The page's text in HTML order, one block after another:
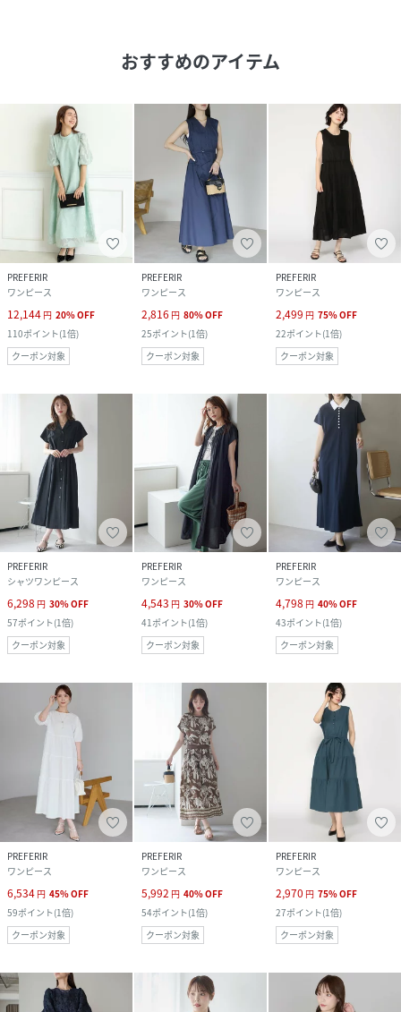
おすすめのアイテム
PREFERIR
ワンピース
12,144 円 20%OFF
110ポイント(1倍)
クーポン対象
PREFERIR
ワンピース
2,816 円 80%OFF
25ポイント(1倍)
クーポン対象
PREFERIR
ワンピース
2,499 円 75%OFF
22ポイント(1倍)
クーポン対象
PREFERIR
シャツワンピース
6,298 円 30%OFF
57ポイント(1倍)
クーポン対象
PREFERIR
ワンピース
4,543 円 30%OFF
41ポイント(1倍)
クーポン対象
PREFERIR
ワンピース
4,798 円 40%OFF
43ポイント(1倍)
クーポン対象
PREFERIR
ワンピース
6,534 円 45%OFF
59ポイント(1倍)
クーポン対象
PREFERIR
ワンピース
5,992 円 40%OFF
54ポイント(1倍)
クーポン対象
PREFERIR
ワンピース
2,970 円 75%OFF
27ポイント(1倍)
クーポン対象